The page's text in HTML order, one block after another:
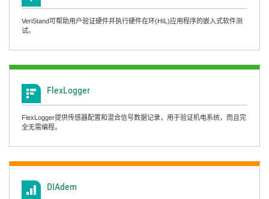
VeriStand可帮助用户验证硬件并执行硬件在环(HIL)应用程序的嵌入式软件测
试。
FlexLogger
FlexLogger提供传感器配置和混合信号数据记录，用于验证机电系统，而且完
全无需编程。
DIAdem